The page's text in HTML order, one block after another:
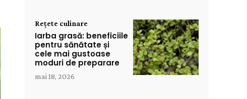
Rețete culinare
Iarba grasă: beneficiile
pentru sănătate și
cele mai gustoase
moduri de preparare
mai 18, 2026